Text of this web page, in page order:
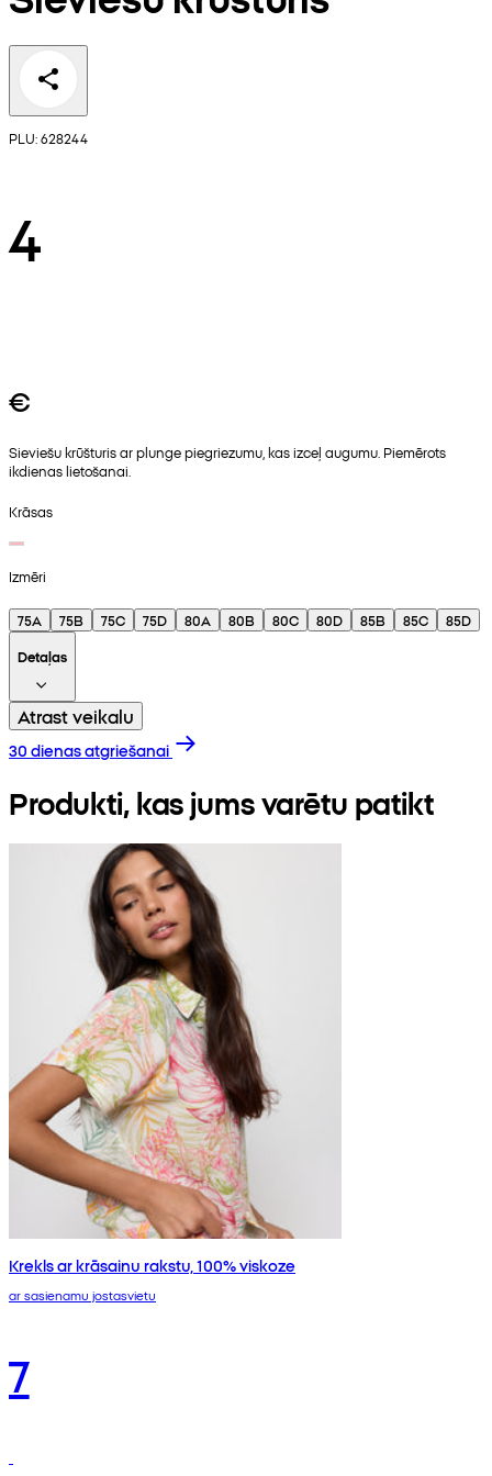
PLU: 628244
4
€
Sieviešu krūšturis ar plunge piegriezumu, kas izceļ augumu. Piemērots
ikdienas lietošanai.
Krāsas
Izmēri
75A 75B 75C 75D 80A 80B 80C 80D 85B 85C
85D
Detaļas
Atrast veikalu
30 dienas atgriešanai
Produkti, kas jums varētu patikt
Krekls ar krāsainu rakstu, 100% viskoze
ar sasienamu jostasvietu
7